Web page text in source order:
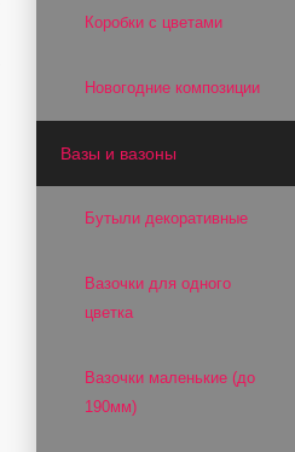
Коробки с цветами
Новогодние композиции
Вазы и вазоны
Бутыли декоративные
Вазочки для одного
цветка
Вазочки маленькие (до
190мм)